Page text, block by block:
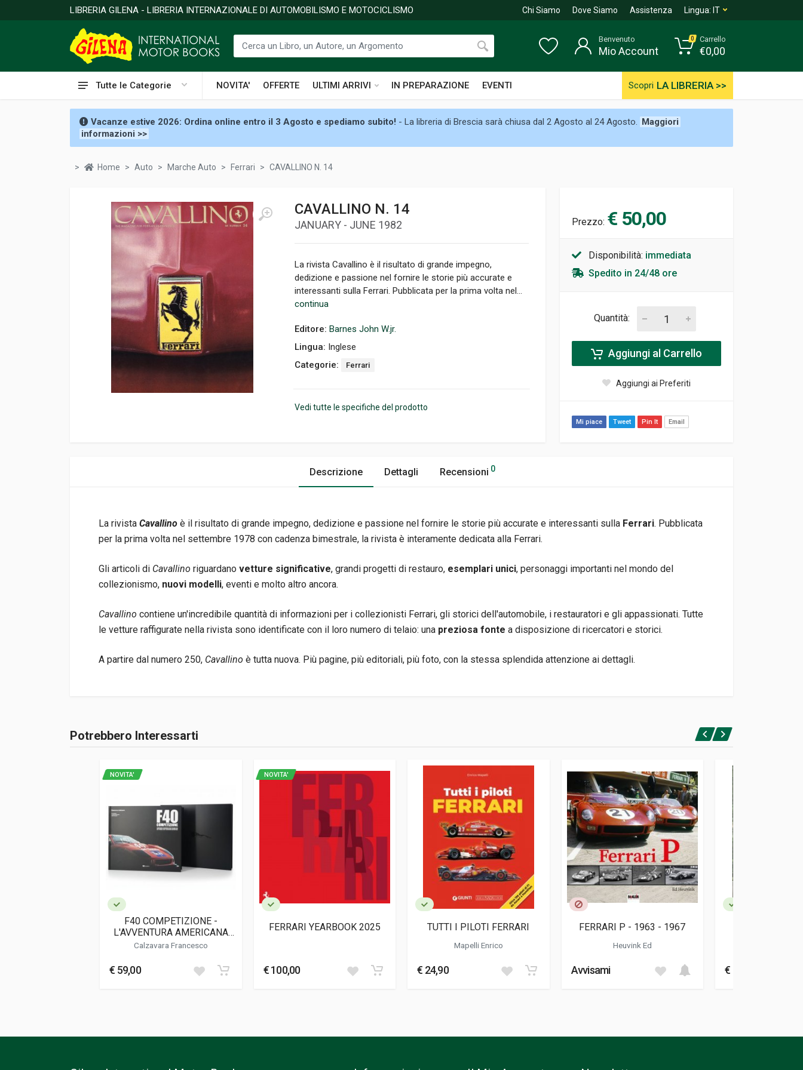
LIBRERIA GILENA - LIBRERIA INTERNAZIONALE DI AUTOMOBILISMO E MOTOCICLISMO Chi Siamo Dove Siamo Assistenza Lingua: IT
Tutte le Categorie NOVITA' OFFERTE ULTIMI ARRIVI IN PREPARAZIONE EVENTI Scopri LA LIBRERIA >>
Benvenuto
Mio Account
0 Carrello
€0,00
Vacanze estive 2026: Ordina online entro il 3 Agosto e spediamo subito! - La libreria di Brescia sarà chiusa dal 2 Agosto al 24 Agosto. Maggiori
informazioni >>
Home Auto Marche Auto Ferrari CAVALLINO N. 14
CAVALLINO N. 14
JANUARY - JUNE 1982
La rivista Cavallino è il risultato di grande impegno,
dedizione e passione nel fornire le storie più accurate e
interessanti sulla Ferrari. Pubblicata per la prima volta nel...
continua
Editore: Barnes John W.jr.
Lingua: Inglese
Categorie:
Ferrari
Vedi tutte le specifiche del prodotto
Prezzo: € 50,00
Disponibilità: immediata
Spedito in 24/48 ore
Quantità:
Aggiungi al Carrello
Aggiungi ai Preferiti
Mi piace Tweet Pin It Email
Descrizione Dettagli Recensioni 0
La rivista Cavallino è il risultato di grande impegno, dedizione e passione nel fornire le storie più accurate e interessanti sulla Ferrari. Pubblicata
per la prima volta nel settembre 1978 con cadenza bimestrale, la rivista è interamente dedicata alla Ferrari.
Gli articoli di Cavallino riguardano vetture significative, grandi progetti di restauro, esemplari unici, personaggi importanti nel mondo del
collezionismo, nuovi modelli, eventi e molto altro ancora.
Cavallino contiene un'incredibile quantità di informazioni per i collezionisti Ferrari, gli storici dell'automobile, i restauratori e gli appassionati. Tutte
le vetture raffigurate nella rivista sono identificate con il loro numero di telaio: una preziosa fonte a disposizione di ricercatori e storici.
A partire dal numero 250, Cavallino è tutta nuova. Più pagine, più editoriali, più foto, con la stessa splendida attenzione ai dettagli.
Barnes John W.jr.
Data di stampa
Informazioni aggiuntive
Genere o Collana Rivista Bimestrale
Accedi o registrati
Potrebbero Interessarti
NOVITA'
F40 COMPETIZIONE -
L'AVVENTURA AMERICANA
DELLA FERRARI F40 (CON
Calzavara Francesco
€ 59,00
NOVITA'
FERRARI YEARBOOK 2025
€ 100,00
TUTTI I PILOTI FERRARI
Mapelli Enrico
€ 24,90
FERRARI P - 1963 - 1967
Heuvink Ed
Avvisami € 25,00